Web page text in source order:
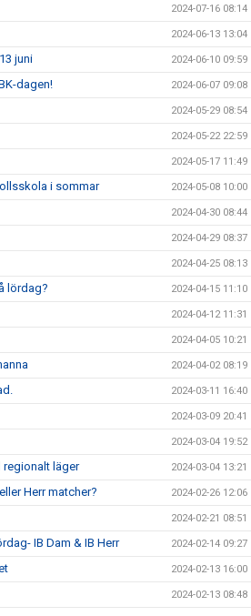
2024-07-16 08:14
2024-06-13 13:04
juni 2024-06-10 09:59
dagen! 2024-06-07 09:08
2024-05-29 08:54
2024-05-22 22:59
2024-05-17 11:49
i sommar 2024-05-08 10:00
2024-04-30 08:44
2024-04-29 08:37
2024-04-25 08:13
lördag? 2024-04-15 11:10
2024-04-12 11:31
2024-04-05 10:21
2024-04-02 08:19
2024-03-11 16:40
2024-03-09 20:41
2024-03-04 19:52
regionalt läger 2024-03-04 13:21
Herr matcher? 2024-02-26 12:06
2024-02-21 08:51
IB Dam & IB Herr 2024-02-14 09:27
2024-02-13 16:00
2024-02-13 08:48